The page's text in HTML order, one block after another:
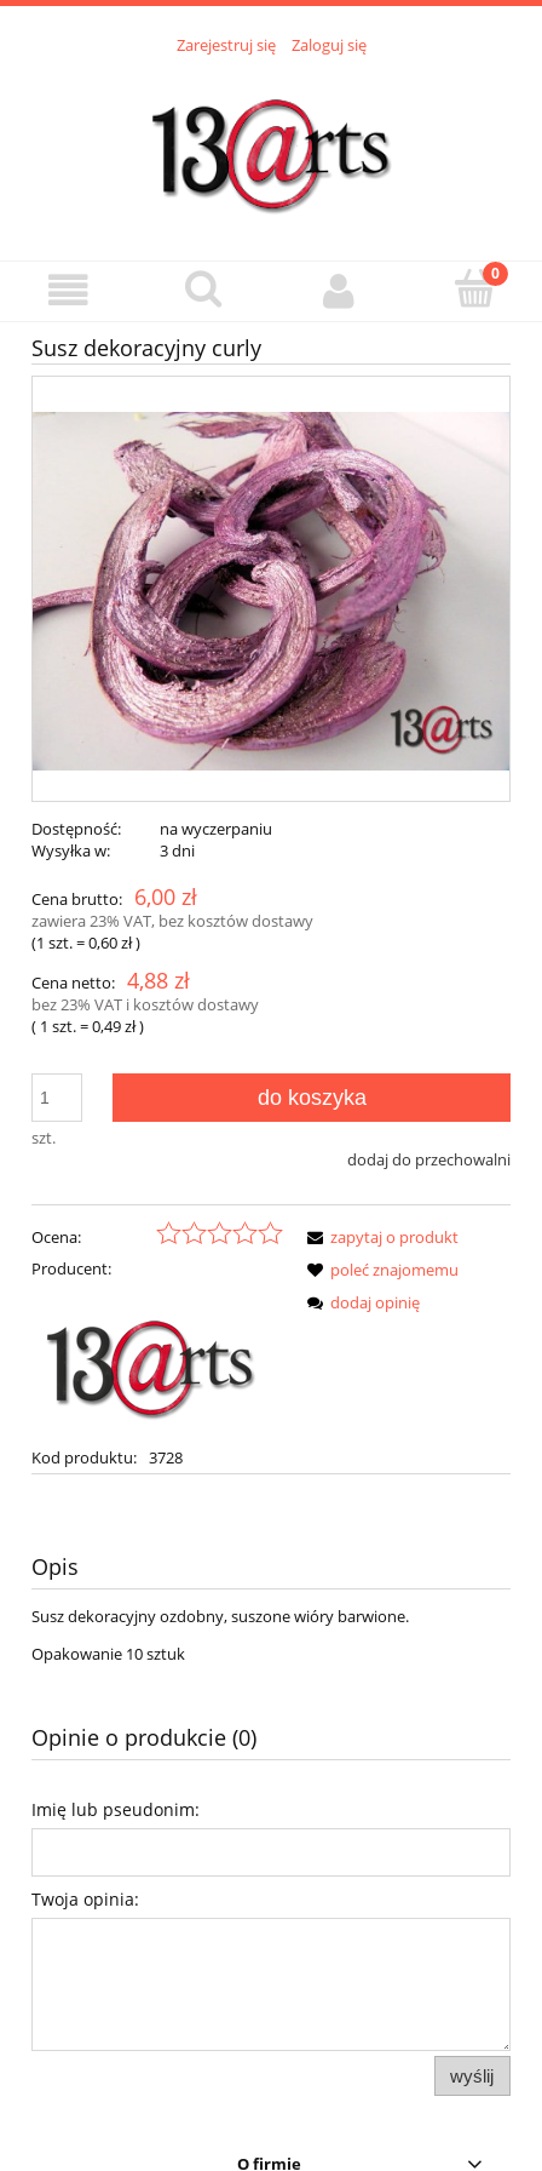
Zarejestruj się Zaloguj się
Susz dekoracyjny curly
Dostępność:
na wyczerpaniu
Wysyłka w:
3 dni
Cena brutto: 6,00 zł
zawiera 23% VAT, bez kosztów dostawy
(1 szt.=0,60 zł)
Cena netto: 4,88 zł
bez 23% VAT i kosztów dostawy
( 1 szt.=0,49 zł)
szt.
do koszyka
dodaj do przechowalni
Ocena:
Producent:
Kod produktu: 3728
zapytaj o produkt
poleć znajomemu
dodaj opinię
Opis
Susz dekoracyjny ozdobny, suszone wióry barwione.
Opakowanie 10 sztuk
Opinie o produkcie (0)
Imię lub pseudonim:
Twoja opinia:
wyślij
O firmie